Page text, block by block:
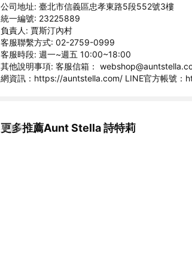
公司地址: 臺北市信義區忠孝東路5段552號3樓
統一編號: 23225889
負責人: 賈斯汀內村
客服聯繫方式: 02-2759-0999
客服時段: 週一~週五 10:00~18:00
其他說明事項: 客服信箱：
網資訊：https://auntstella.com/ LINE官方帳號：
更多推薦Aunt Stella 詩特莉
看更多